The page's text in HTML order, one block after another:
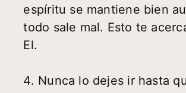
espíritu se mantiene bien
todo sale mal. Esto te
El.
4. Nunca lo dejes ir hasta